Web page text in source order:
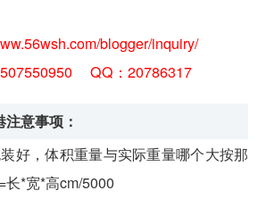
blogger/inquiry/
QQ：20786317
注意事项：
好，体积重量与实际重量哪个大按那
*宽*高cm/5000